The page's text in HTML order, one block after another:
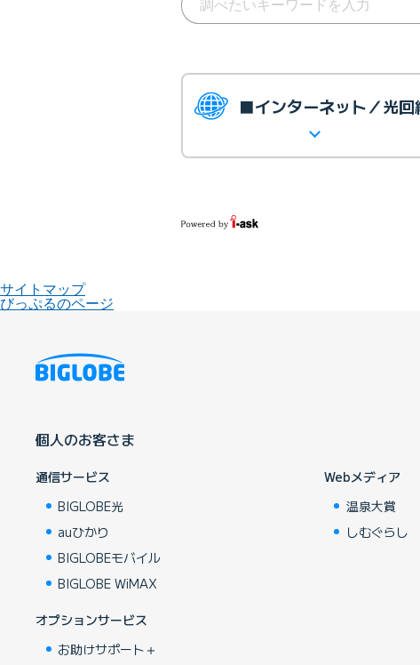
■インターネット／光回
サイトマップ
びっぷるのページ
個人のお客さま
通信サービス
BIGLOBE光
auひかり
BIGLOBEモバイル
BIGLOBE WiMAX
オプションサービス
お助けサポート＋
Webメディア
温泉大賞
しむぐらし